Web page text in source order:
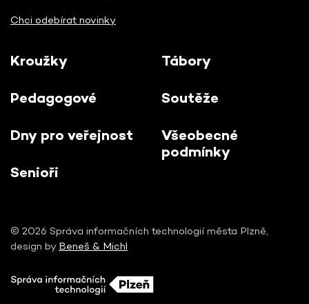
Chci odebírat novinky
Kroužky
Pedagogové
Dny pro veřejnost
Senioři
Tábory
Soutěže
Všeobecné
podmínky
© 2026 Správa informačních technologií města Plzně,
design by Beneš & Michl